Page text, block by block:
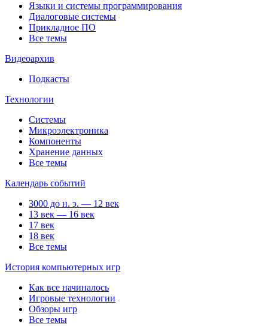
Языки и системы программирования
Диалоговые системы
Прикладное ПО
Все темы
Видеоархив
Подкасты
Технологии
Системы
Микроэлектроника
Компоненты
Хранение данных
Все темы
Календарь событий
3000 до н. э. — 12 век
13 век — 16 век
17 век
18 век
Все темы
История компьютерных игр
Как все начиналось
Игровые технологии
Обзоры игр
Все темы